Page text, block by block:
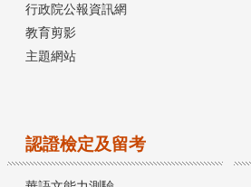
行政院公報資訊網
教育剪影
主題網站
認證檢定及留考